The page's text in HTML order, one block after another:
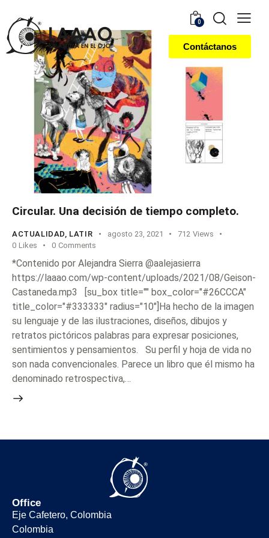
0
Contáctanos
Circular. Una decisión de tiempo completo.
ACTUALIDAD LATIR agosto 23, 2021 712 Views
0 Likes 0 Comments
*Contenido por Alejandra Sierra @aalejasierra
https://laaao.com/wp-content/uploads/2021/08/Geison-
Castaneda.mp3 [su_box title="" box_color="#26CCCA"
title_color="#333333" radius="10"]Ha hecho de la imagen
su lenguaje y de las ilustraciones, diseños, dibujos y
retratos pictóricos palabras para expresar posiciones,
sentimientos y pensamientos. Su perfil y hoja de vida no
son nada convencionales. Parece un libro que él mismo ha
denominado retrospectiva,…
Office
Eje Cafetero, Colombia
Colombia